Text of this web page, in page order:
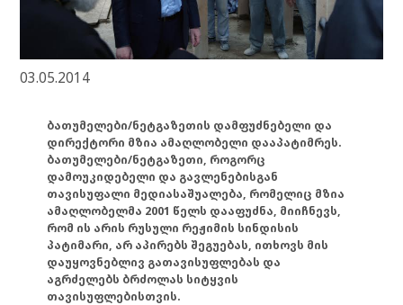
03.05.2014
ბათუმელები/ნეტგაზეთის დამფუძნებელი და
დირექტორი მზია ამაღლობელი დააპატიმრეს.
ბათუმელები/ნეტგაზეთი, როგორც
დამოუკიდებელი და გავლენებისგან
თავისუფალი მედიასაშუალება, რომელიც მზია
ამაღლობელმა 2001 წელს დააფუძნა, მიიჩნევს,
რომ ის არის რუსული რეჟიმის სინდისის
პატიმარი, არ აპირებს შეგუებას, ითხოვს მის
დაუყოვნებლივ გათავისუფლებას და
აგრძელებს ბრძოლას სიტყვის
თავისუფლებისთვის.